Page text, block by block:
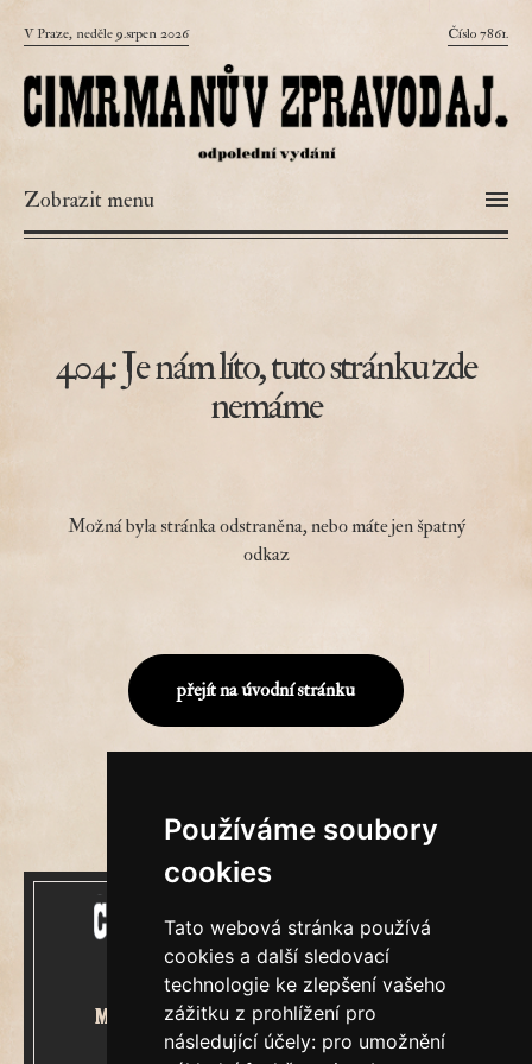
Používáme soubory
cookies
Tato webová stránka používá
cookies a další sledovací
technologie ke zlepšení vašeho
zážitku z prohlížení pro
následující účely: pro umožnění
V Praze, neděle 9.srpen 2026 Číslo 7861.
Zobrazit menu
404: Je nám líto, tuto stránku zde
nemáme
Možná byla stránka odstraněna, nebo máte jen špatný
odkaz
přejít na úvodní stránku
Mecenášem Cimrmanova Zpravodaje
je společnost